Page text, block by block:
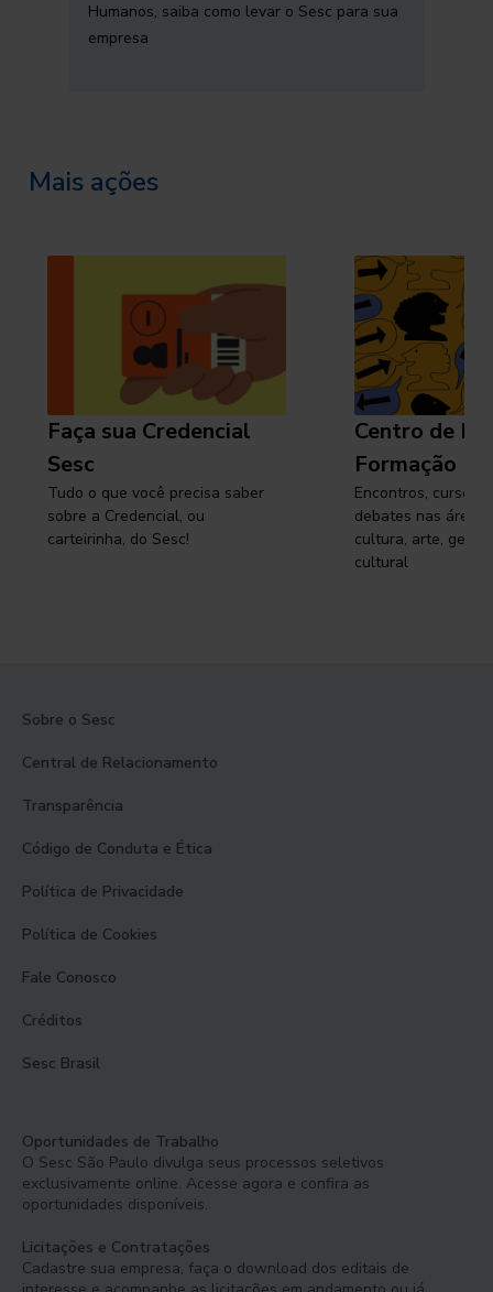
Humanos, saiba como levar o Sesc para sua
empresa
Mais ações
Faça sua Credencial
Sesc
Tudo o que você precisa saber
sobre a Credencial, ou
carteirinha, do Sesc!
Centro de
Formação
Encontros, cursos,
debates nas áreas
cultura, arte,
cultural
Sobre o Sesc
Central de Relacionamento
Transparência
Código de Conduta e Ética
Política de Privacidade
Política de Cookies
Fale Conosco
Créditos
Sesc Brasil
Oportunidades de Trabalho
O Sesc São Paulo divulga seus processos seletivos
exclusivamente online. Acesse agora e confira as
oportunidades disponíveis.
Licitações e Contratações
Cadastre sua empresa, faça o download dos editais de